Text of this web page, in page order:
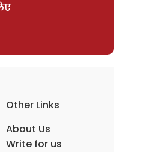
Other Links
About Us
Write for us